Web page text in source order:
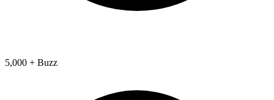
5,000 + Buzz